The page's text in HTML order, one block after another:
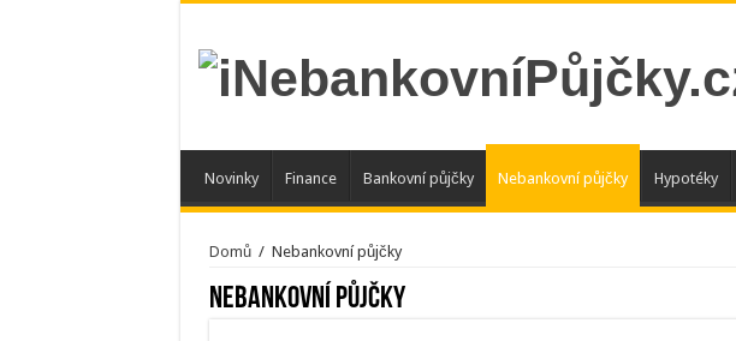
Novinky Finance Bankovní půjčky Nebankovní půjčky Hypotéky
Domů / Nebankovní půjčky
Nebankovní půjčky